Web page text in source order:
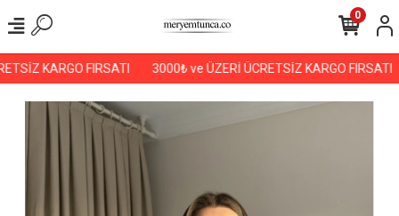
KARGO FIRSATI 3000₺ ve ÜZERİ ÜCRETSİZ KARGO FIRSATI
0